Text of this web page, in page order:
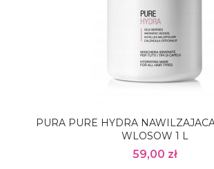
PURA PURE HYDRA
WLOSOW 1 L
59,00 zł